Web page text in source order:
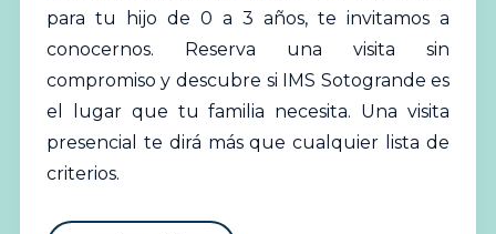
para tu hijo de 0 a 3 años, te invitamos a
conocernos. Reserva una visita sin
compromiso y descubre si IMS Sotogrande es
el lugar que tu familia necesita. Una visita
presencial te dirá más que cualquier lista de
criterios.